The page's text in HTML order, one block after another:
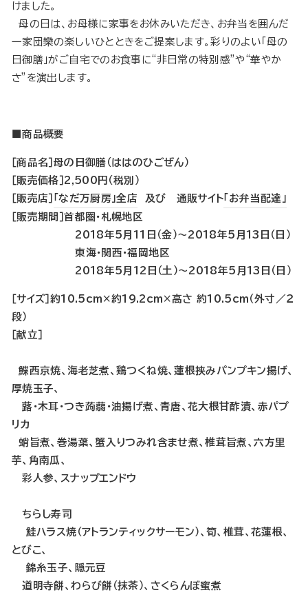
けました。
母の日は、お母様に家事をお休みいただき、お弁当を囲んだ
一家団欒の楽しいひとときをご提案します。彩りのよい「母の
日御膳」がご自宅でのお食事に“非日常の特別感”や“華やか
さ”を演出します。
■商品概要
［商品名］母の日御膳（ははのひごぜん）
［販売価格］2,500円（税別）
［販売店］ 「なだ万厨房」全店 及び 通販サイト「お弁当配達」
［販売期間］首都圏・札幌地区
2018年5月11日（金）〜2018年5月13日（日）
東海・関西・福岡地区
2018年5月12日（土）〜2018年5月13日（日）
［サイズ］約10.5cm×約19.2cm×高さ 約10.5cm（外寸／２
段）
［献立］
鰈西京焼、海老芝煮、鶏つくね焼、蓮根挟みパンプキン揚げ、
厚焼玉子、
蕗・木耳・つき蒟蒻・油揚げ煮、青唐、花大根甘酢漬、赤パプ
リカ
蛸旨煮、巻湯葉、蟹入りつみれ含ませ煮、椎茸旨煮、六方里
芋、角南瓜、
彩人参、スナップエンドウ
ちらし寿司
鮭ハラス焼（アトランティックサーモン）、筍、椎茸、花蓮根、
とびこ、
錦糸玉子、隠元豆
道明寺餅、わらび餅（抹茶）、さくらんぼ蜜煮